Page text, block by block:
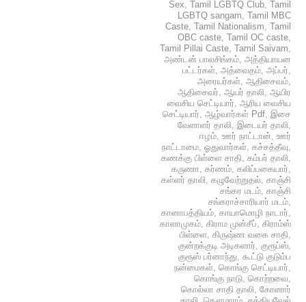
Sex, Tamil LGBTQ Club, Tamil
LGBTQ sangam, Tamil MBC
Caste, Tamil Nationalism, Tamil
OBC caste, Tamil OC caste,
Tamil Pillai Caste, Tamil Saivam,
அண்டன் பாலசிங்கம், அத்தியாயன
பட்டர்கள், அத்வைதம், அப்பர்,
அரையர்கள், ஆதிசைவம்,
ஆதிசைவர், ஆயர் தாலி, ஆயிர
வைசிய செட்டியார், ஆரிய வைசிய
செட்டியார், ஆழ்வார்கள் Pdf, இசை
வேளாளர் தாலி, இடையர் தாலி,
ஈழம், ஊர் நாட்டான், ஊர்
நாட்டாமை, ஓதுவார்கள், கச்சத்தீவு,
கணக்கு பிள்ளை சாதி, கம்பர் தாலி,
கருணா, கர்ணம், கலிப்பகையார்,
கள்ளர் தாலி, கழுவேற்றுதல், காஞ்சி
சங்கர மடம், காஞ்சி
சங்கராச்சாரியார் மடம்,
கானாபத்தியம், காயாமொழி நாடார்,
காளாமுகம், கிராம முன்சீப், கிராம்ஸ்
பிள்ளை, கிருஷ்ண வகை சாதி,
குன்றக்குடி அடிகளார், குரூப்ஸ்,
குரூஸ் பர்னாந்து, கூட்டு குடும்ப
நன்மைகள், கொங்கு செட்டியார்,
கொங்கு நாடு, கொற்றவை,
கொல்லா சாதி தாலி, கோனார்